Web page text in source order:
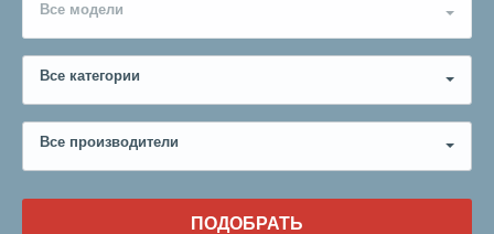
Все модели
Все категории
Все производители
ПОДОБРАТЬ